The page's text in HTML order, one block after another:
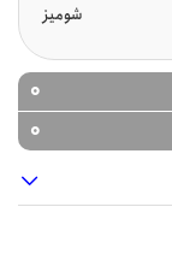
شومیز
0
0